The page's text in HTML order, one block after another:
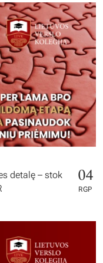
detalę – stok
04
RGP